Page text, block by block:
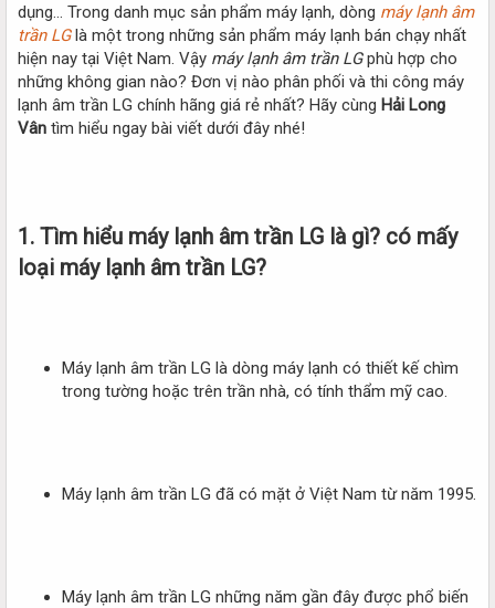
dụng... Trong danh mục sản phẩm máy lạnh, dòng máy lạnh âm
trần LGlà một trong những sản phẩm máy lạnh bán chạy nhất
hiện nay tại Việt Nam. Vậy máy lạnh âm trần LGphù hợp cho
những không gian nào? Đơn vị nào phân phối và thi công máy
lạnh âm trần LG chính hãng giá rẻ nhất? Hãy cùng Hải Long
Vân tìm hiểu ngay bài viết dưới đây nhé!
1. Tìm hiểu máy lạnh âm trần LG là gì? có mấy
loại máy lạnh âm trần LG?​
Máy lạnh âm trần LG là dòng máy lạnh có thiết kế chìm
trong tường hoặc trên trần nhà, có tính thẩm mỹ cao.
Máy lạnh âm trần LG đã có mặt ở Việt Nam từ năm 1995.
Máy lạnh âm trần LG những năm gần đây được phổ biến